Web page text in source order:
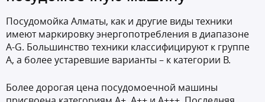
Посудомойка Алматы, как и другие виды техники
имеют маркировку энергопотребления в диапазоне
A-G. Большинство техники классифицируют к группе
А, а более устаревшие варианты – к категории B.
Более дорогая цена посудомоечной машины